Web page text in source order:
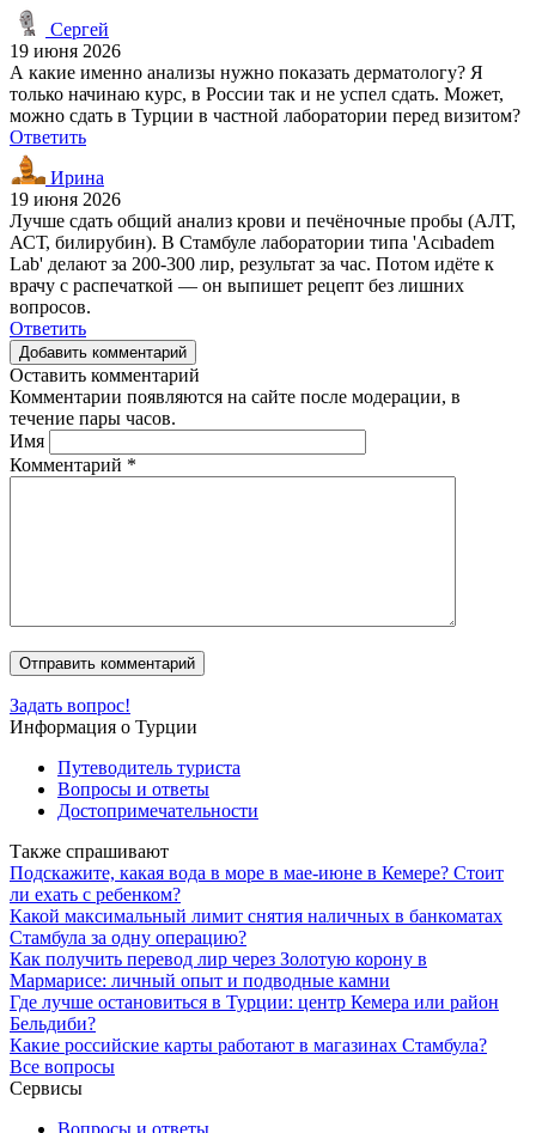
Сергей
19 июня 2026
А какие именно анализы нужно показать дерматологу? Я
только начинаю курс, в России так и не успел сдать. Может,
можно сдать в Турции в частной лаборатории перед визитом?
Ответить
Ирина
19 июня 2026
Лучше сдать общий анализ крови и печёночные пробы (АЛТ,
АСТ, билирубин). В Стамбуле лаборатории типа 'Acıbadem
Lab' делают за 200-300 лир, результат за час. Потом идёте к
врачу с распечаткой — он выпишет рецепт без лишних
вопросов.
Ответить
Добавить комментарий
Оставить комментарий
Комментарии появляются на сайте после модерации, в
течение пары часов.
Имя
Комментарий *
Задать вопрос!
Информация о Турции
Путеводитель туриста
Вопросы и ответы
Достопримечательности
Также спрашивают
Подскажите, какая вода в море в мае-июне в Кемере? Стоит
ли ехать с ребенком?
Какой максимальный лимит снятия наличных в банкоматах
Стамбула за одну операцию?
Как получить перевод лир через Золотую корону в
Мармарисе: личный опыт и подводные камни
Где лучше остановиться в Турции: центр Кемера или район
Бельдиби?
Какие российские карты работают в магазинах Стамбула?
Все вопросы
Сервисы
Вопросы и ответы